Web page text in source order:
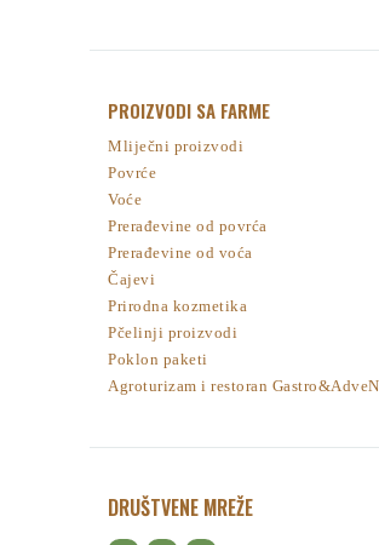
PROIZVODI SA FARME
Mliječni proizvodi
Povrće
Voće
Prerađevine od povrća
Prerađevine od voća
Čajevi
Prirodna kozmetika
Pčelinji proizvodi
Poklon paketi
Agroturizam i restoran
DRUŠTVENE MREŽE